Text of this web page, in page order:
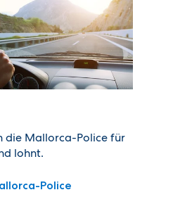
die Mallorca-Police für
lohnt.
Police